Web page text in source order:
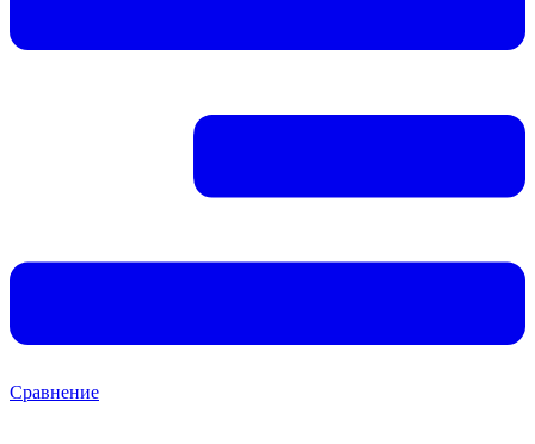
Сравнение